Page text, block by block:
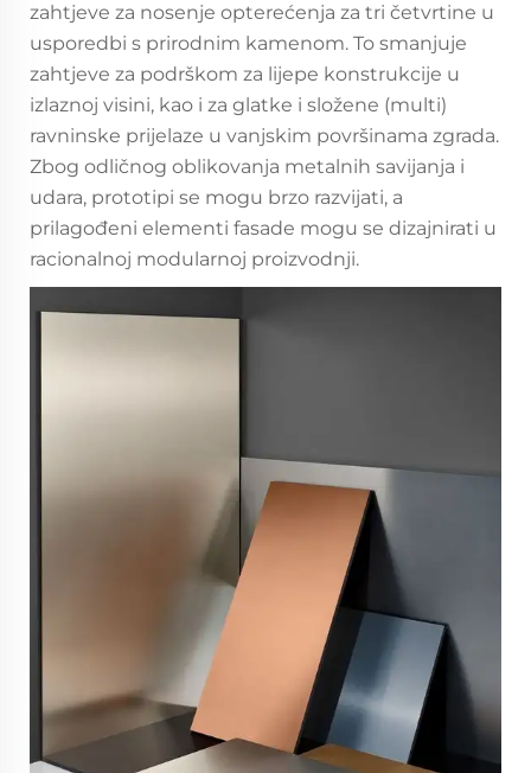
zahtjeve za nosenje opterećenja za tri četvrtine u
usporedbi s prirodnim kamenom. To smanjuje
zahtjeve za podrškom za lijepe konstrukcije u
izlaznoj visini, kao i za glatke i složene (multi)
ravninske prijelaze u vanjskim površinama zgrada.
Zbog odličnog oblikovanja metalnih savijanja i
udara, prototipi se mogu brzo razvijati, a
prilagođeni elementi fasade mogu se dizajnirati u
racionalnoj modularnoj proizvodnji.